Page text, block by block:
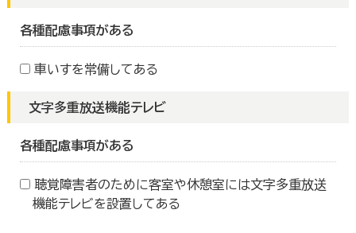
各種配慮事項がある
車いすを常備してある
文字多重放送機能テレビ
各種配慮事項がある
聴覚障害者のために客室や休憩室には文字多重放送
機能テレビを設置してある